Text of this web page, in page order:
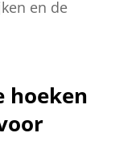
en de
hoeken